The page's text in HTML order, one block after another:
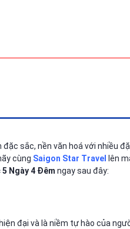
sắc, nền văn hoá với nhiều
cùng Saigon Star Travel
lên
Ngày 4 Đêm ngay sau đây:
đại và là niềm tự hào của